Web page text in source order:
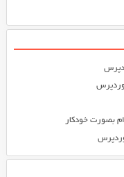
وردپرس
بصورت خودکار